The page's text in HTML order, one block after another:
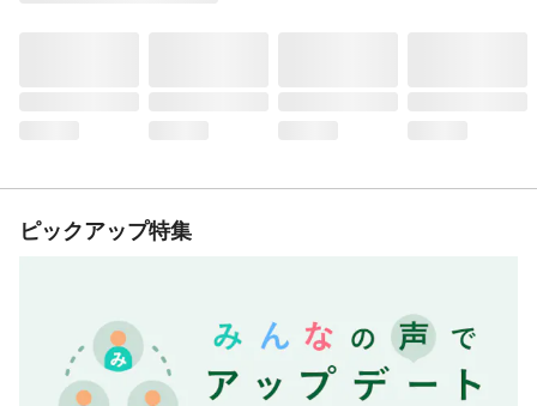
ピックアップ特集